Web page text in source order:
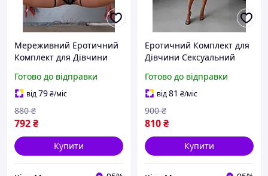
Мереживний Еротичний
Комплект для Дівчини
Набір Нижньої Білизни
Трусики Бюстгальтер
Пояс з Гартерами M
Готово до відправки
від79₴/міс
792₴
880 ₴
Купити
Еротичний Комплект для
Дівчини Сексуальний
Білизни Трусики
Бюстгальтер Пояс з
Гартерами M
Готово до відправки
від81 ₴/міс
810₴
900 ₴
Купити